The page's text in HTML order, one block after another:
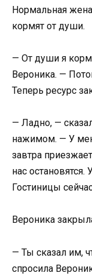
Нормальная
кормят от души.
— От души я
Вероника. —
Теперь ресурс
— Ладно, —
нажимом. — У
завтра
нас
Гостиницы
Вероника
— Ты сказал им,
спросила